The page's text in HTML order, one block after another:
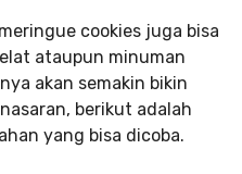
cookies juga bisa
ataupun minuman
akan semakin bikin
berikut adalah
yang bisa dicoba.